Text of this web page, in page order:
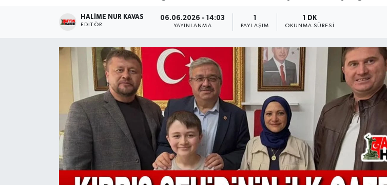
HALIME NUR KAVAS
EDITÖR
06.06.2026 - 14:03
YAYINLANMA PAYLAŞIM
1 DK
OKUNMA SÜRESI
Magazin